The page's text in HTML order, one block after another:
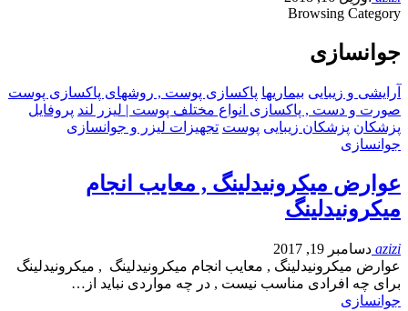
Browsing Category
جوانسازی
آرایشی و زیبایی بیماریها پاکسازی پوست , روشهای پاکسازی پوست
صورت و دست , پاکسازی انواع مختلف پوست | لیزر لند پروفایل
پزشکان پزشکان زیبایی پوست تجهیزات لیزر و جوانسازی
جوانسازی
عوارض میکرونیدلینگ , معایب انجام
میکرونیدلینگ
azizi دسامبر 19, 2017
عوارض میکرونیدلینگ , معایب انجام میکرونیدلینگ , میکرونیدلینگ
برای چه افرادی مناسب نیست , در چه مواردی نباید از…
جوانسازی